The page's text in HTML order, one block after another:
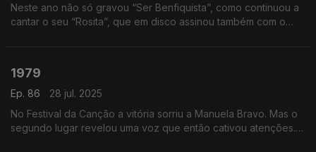
Neste ano não só gravou “Ser Benfiquista”, como continuou a
cantar o seu “Rosita”, que em disco assinou também com o
1979
Ep. 86
28 jul. 2025
No Festival da Canção a vitória sorriu a Manuela Bravo. Mas o
segundo lugar revelou uma voz que então cativou atenções.